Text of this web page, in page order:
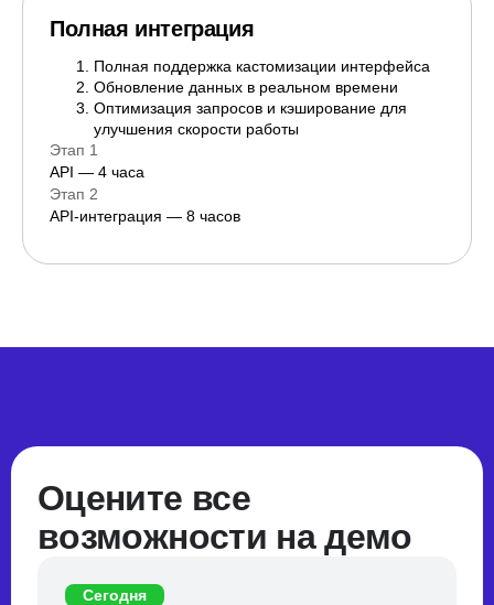
Полная интеграция
Полная поддержка кастомизации интерфейса
Обновление данных в реальном времени
Оптимизация запросов и кэширование для
улучшения скорости работы
Этап 1
API — 4 часа
Этап 2
API-интеграция — 8 часов
Оцените все
возможности на демо
Сегодня